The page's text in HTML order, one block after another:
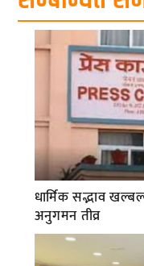
धार्मिक सद्भाव
अनुगमन तीव्र